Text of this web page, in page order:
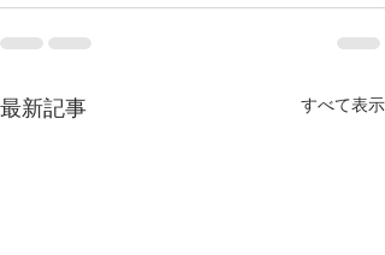
最新記事 すべて表示